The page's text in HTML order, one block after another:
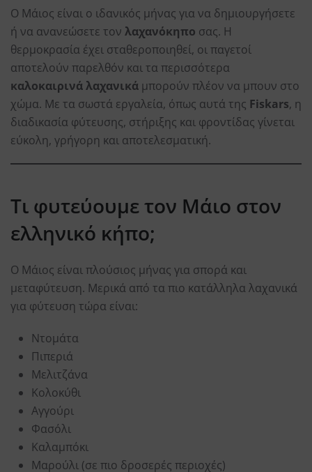
Ο Μάιος είναι ο ιδανικός μήνας για να δημιουργήσετε
ή να ανανεώσετε τον λαχανόκηπο σας. Η
θερμοκρασία έχει σταθεροποιηθεί, οι παγετοί
αποτελούν παρελθόν και τα περισσότερα
καλοκαιρινά λαχανικά μπορούν πλέον να μπουν στο
χώμα. Με τα σωστά εργαλεία, όπως αυτά της Fiskars, η
διαδικασία φύτευσης, στήριξης και φροντίδας γίνεται
εύκολη, γρήγορη και αποτελεσματική.
Τι φυτεύουμε τον Μάιο στον
ελληνικό κήπο;
Ο Μάιος είναι πλούσιος μήνας για σπορά και
μεταφύτευση. Μερικά από τα πιο κατάλληλα λαχανικά
για φύτευση τώρα είναι:
Ντομάτα
Πιπεριά
Μελιτζάνα
Κολοκύθι
Αγγούρι
Φασόλι
Καλαμπόκι
Μαρούλι (σε πιο δροσερές περιοχές)